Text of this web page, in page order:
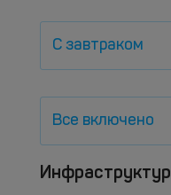
С завтраком
Все включено